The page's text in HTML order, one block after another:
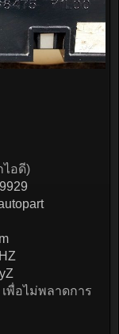
ไอดี)
เพื่อไม่พลาดการ